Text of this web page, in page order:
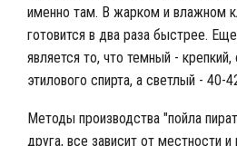
именно там. В жарком и влажном
готовится в два раза быстрее.
является то, что темный -
этилового спирта, а светлый - 40-
Методы производства "пойла
друга, все зависит от местности и